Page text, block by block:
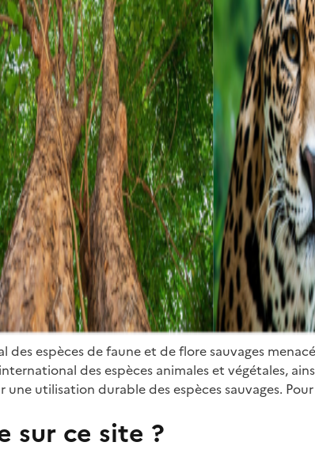
espèces de faune et de flore sauvages
des espèces animales et végétales,
utilisation durable des espèces sauvages.
sur ce site ?